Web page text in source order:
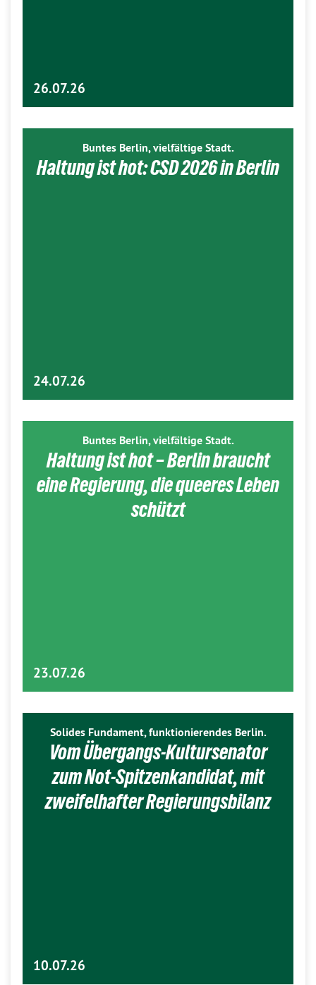
26.07.26
Buntes Berlin, vielfältige Stadt.
Haltung ist hot: CSD 2026 in Berlin
24.07.26
Buntes Berlin, vielfältige Stadt.
Haltung ist hot – Berlin braucht
eine Regierung, die queeres Leben
schützt
23.07.26
Solides Fundament, funktionierendes Berlin.
Vom Übergangs-Kultursenator
zum Not-Spitzenkandidat, mit
zweifelhafter Regierungsbilanz
10.07.26